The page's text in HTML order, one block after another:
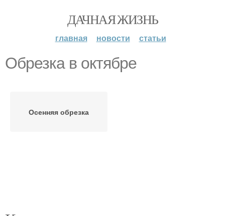
ДАЧНАЯ ЖИЗНЬ
главная новости статьи
Обрезка в октябре
Осенняя обрезка